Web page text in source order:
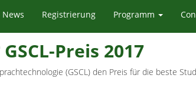
News Registrierung Programm
GSCL-Preis 2017
(GSCL) den Preis für die beste